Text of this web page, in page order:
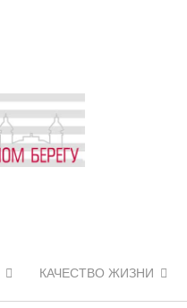
КАЧЕСТВО ЖИЗНИ